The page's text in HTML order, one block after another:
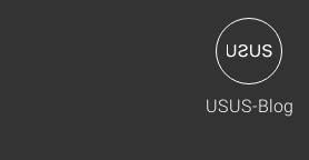
USUS-Blog